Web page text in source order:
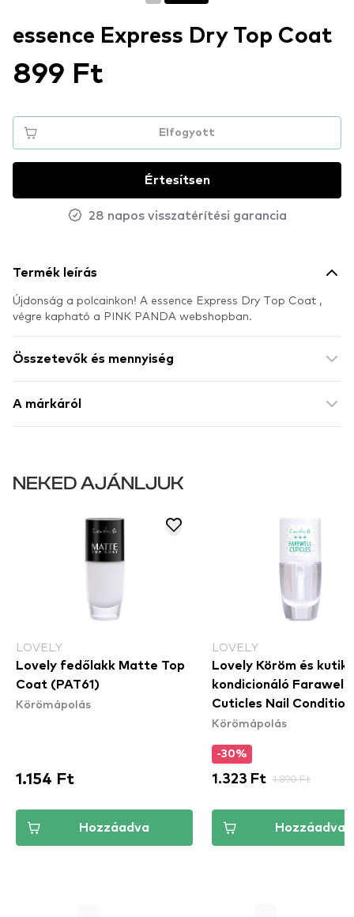
essence Express Dry Top Coat
899 Ft
Elfogyott
Értesítsen
28 napos visszatérítési garancia
Termék leírás
Újdonság a polcainkon! A essence Express Dry Top Coat ,
végre kapható a PINK PANDA webshopban.
Összetevők és mennyiség
A márkáról
NEKED AJÁNLJUK
LOVELY
Lovely fedőlakk Matte Top
Coat (PAT61)
Körömápolás
1.154 Ft
Hozzáadva
LOVELY
Lovely Köröm és
kondicionáló Farawell
Cuticles Nail
(PA602)
Körömápolás
-30%
1.323 Ft 1.890 Ft
Hozzáadva